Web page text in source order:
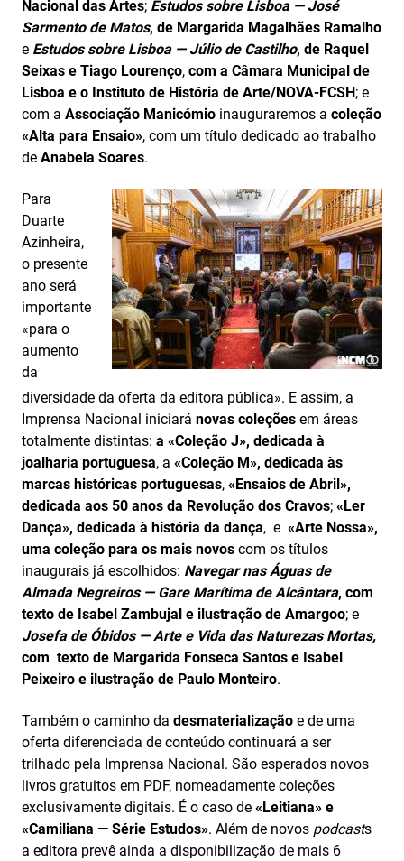
Nacional das Artes; Estudos sobre Lisboa —José
Sarmento de Matos, de Margarida Magalhães Ramalho
e Estudos sobre Lisboa —Júlio de Castilho, de Raquel
Seixas e Tiago Lourenço, com a Câmara Municipal de
Lisboa e o Instituto de História de Arte/NOVA-FCSH; e
com a Associação Manicómio inauguraremos a coleção
«Alta para Ensaio», com um título dedicado ao trabalho
de Anabela Soares.
Para
Duarte
Azinheira,
o presente
ano será
importante
«para o
aumento
da
diversidade da oferta da editora pública». E assim, a
Imprensa Nacional iniciará novas coleções em áreas
totalmente distintas: a «Coleção J», dedicada à
joalharia portuguesa, a «Coleção M», dedicada às
marcas históricas portuguesas, «Ensaios de Abril»,
dedicada aos 50 anos da Revolução dos Cravos; «Ler
Dança», dedicada à história da dança, e «Arte Nossa»,
uma coleção para os mais novos com os títulos
inaugurais já escolhidos: Navegar nas Águas de
Almada Negreiros — Gare Marítima de Alcântara, com
texto de Isabel Zambujal e ilustração de Amargoo; e
Josefa de Óbidos — Arte e Vida das Naturezas Mortas,
com texto de Margarida Fonseca Santos e Isabel
Peixeiro e ilustração de Paulo Monteiro.
Também o caminho da desmaterialização e de uma
oferta diferenciada de conteúdo continuará a ser
trilhado pela Imprensa Nacional. São esperados novos
livros gratuitos em PDF, nomeadamente coleções
exclusivamente digitais. É o caso de «Leitiana» e
«Camiliana — Série Estudos». Além de novos podcasts
a editora prevê ainda a disponibilização de mais 6